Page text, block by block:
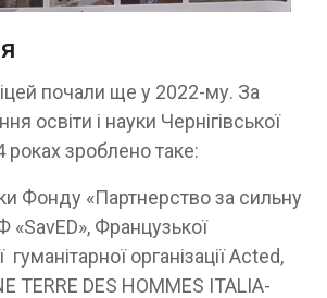
почали ще у 2022-му. За
освіти і науки Чернігівської
зроблено таке:
Фонду «Партнерство за сильну
«SavED», Французької
організації Acted,
TERRE DES HOMMES ITALIA-